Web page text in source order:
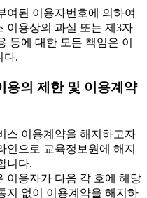
된 이용자번호에 의하여
이용상의 과실 또는 제3자
등에 대한 모든 책임은 이
다.
용의 제한 및 이용계약
스 이용계약을 해지하고자
인으로 교육정보원에 해지
니다.
이용자가 다음 각 호에 해당
지 없이 이용계약을 해지하